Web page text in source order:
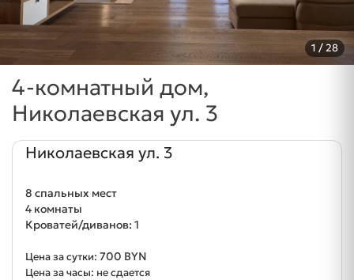
1 / 28
4-комнатный дом,
Николаевская ул. 3
Николаевская ул. 3
8 спальных мест
4 комнаты
Кроватей/диванов: 1
Цена за сутки: 700 BYN
Цена за часы: не сдается